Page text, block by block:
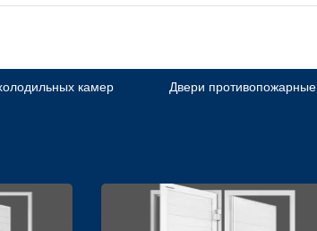
камер Двери противопожарные